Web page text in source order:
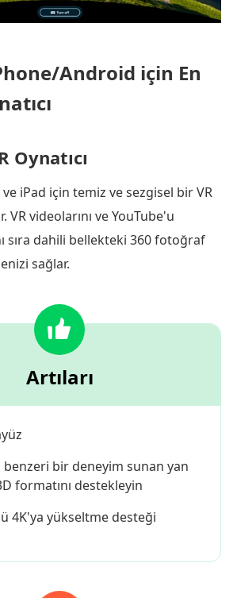
Android için En
Oynatıcı
ve iPad için temiz ve sezgisel bir VR
VR videolarını ve YouTube'u
sıra dahili bellekteki 360 fotoğraf
sağlar.
Artıları
benzeri bir deneyim sunan yan
formatını destekleyin
4K'ya yükseltme desteği